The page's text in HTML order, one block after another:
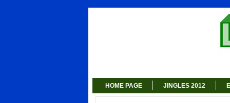
HOME PAGE JINGLES 2012